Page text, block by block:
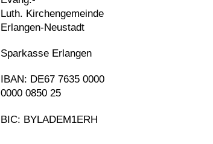
Luth. Kirchengemeinde
Erlangen-Neustadt
Sparkasse Erlangen
IBAN: DE67 7635 0000
0000 0850 25
BIC: BYLADEM1ERH